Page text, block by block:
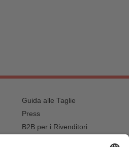
Guida alle Taglie
Press
B2B per i Rivenditori